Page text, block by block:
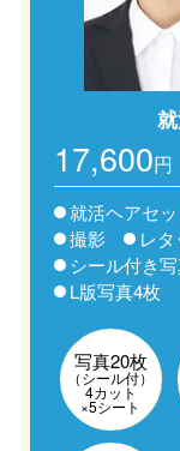
17,600円
就活ヘアセッ
撮影
レ
シール付き
L版写真4枚​
写真20枚
（シール付）
4カット
×5シート